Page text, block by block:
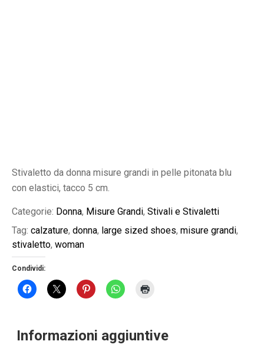
Stivaletto da donna misure grandi in pelle pitonata blu
con elastici, tacco 5 cm.
Categorie: Donna, Misure Grandi, Stivali e Stivaletti
Tag: calzature, donna, large sized shoes, misure grandi,
stivaletto, woman
Condividi:
Informazioni aggiuntive